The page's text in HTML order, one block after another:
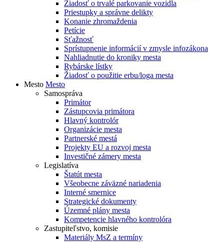
Žiadosť o trvalé parkovanie vozidla
Priestupky a správne delikty
Konanie zhromaždenia
Petície
Sťažnosť
Sprístupnenie informácií v zmysle infozákona
Nahliadnutie do kroniky mesta
Rybárske lístky
Žiadosť o použitie erbu/loga mesta
Mesto Mesto
Samospráva
Primátor
Zástupcovia primátora
Hlavný kontrolór
Organizácie mesta
Partnerské mestá
Projekty EU a rozvoj mesta
Investičné zámery mesta
Legislatíva
Štatút mesta
Všeobecne záväzné nariadenia
Interné smernice
Strategické dokumenty
Územné plány mesta
Kompetencie hlavného kontrolóra
Zastupiteľstvo, komisie
Materiály MsZ a termíny